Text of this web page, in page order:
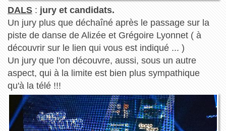
DALS: jury et candidats.
Un jury plus que déchaîné après le passage sur la
piste de danse de Alizée et Grégoire Lyonnet ( à
découvrir sur le lien qui vous est indiqué ... )
Un jury que l'on découvre, aussi, sous un autre
aspect, qui à la limite est bien plus sympathique
qu'à la télé !!!